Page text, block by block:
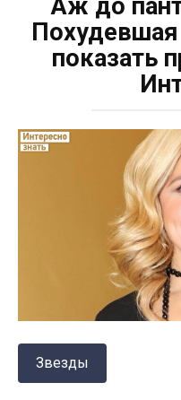
Аж до
показать
Звезды